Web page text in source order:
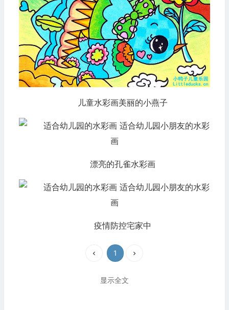
儿童水彩画美丽的小燕子
漂亮的孔雀水彩画
疫情防控宅家中
1
显示全文